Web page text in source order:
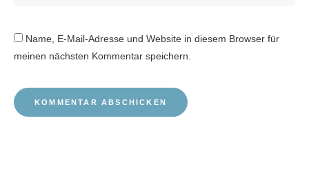
Name, E-Mail-Adresse und Website in diesem Browser für
meinen nächsten Kommentar speichern.